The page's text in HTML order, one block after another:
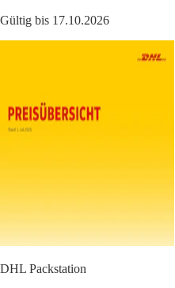
Gültig bis 17.10.2026
DHL Packstation